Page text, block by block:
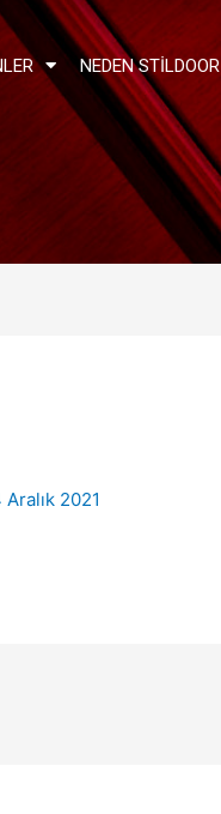
NEDEN STILDOOR
Aralık 2021